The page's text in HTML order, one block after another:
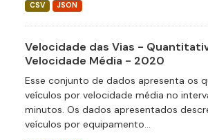
CSV JSON
Velocidade das Vias -
Velocidade Média - 2020
Esse conjunto de dados apresenta os
veículos por velocidade média no
minutos. Os dados apresentados
veículos por equipamento...